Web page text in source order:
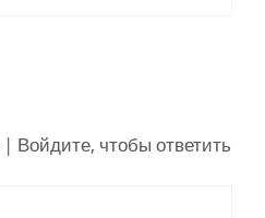
| Войдите, чтобы ответить